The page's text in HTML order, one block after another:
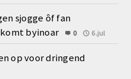
sjogge ôf fan
byinoar
0 6.jul
op voor dringend